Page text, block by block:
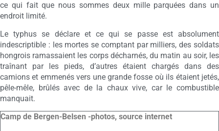
ce qui fait que nous sommes deux mille parquées dans un
endroit limité.
Le typhus se déclare et ce qui se passe est absolument
indescriptible : les mortes se comptant par milliers, des soldats
hongrois ramassaient les corps décharnés, du matin au soir, les
traînant par les pieds, d’autres étaient chargés dans des
camions et emmenés vers une grande fosse où ils étaient jetés,
pêle-mêle, brûlés avec de la chaux vive, car le combustible
manquait.
Camp de Bergen-Belsen -photos, source internet